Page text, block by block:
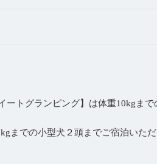
ートグランピング】は体重10kgま
までの小型犬２頭までご宿泊いただ